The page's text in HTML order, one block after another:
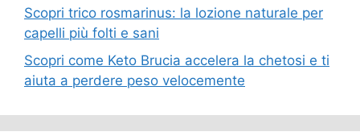
Scopri trico rosmarinus: la lozione naturale per
capelli più folti e sani
Scopri come Keto Brucia accelera la chetosi e ti
aiuta a perdere peso velocemente